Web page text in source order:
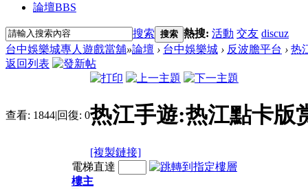
論壇BBS
搜索 搜索 熱搜: 活動 交友 discuz
台中娛樂城專人遊戲當舖»論壇 › 台中娛樂城 › 反波膽平台 › 热
返回列表
查看: 1844|回復: 0热江手遊:热江點卡版
[複製鏈接]
電梯直達
樓主